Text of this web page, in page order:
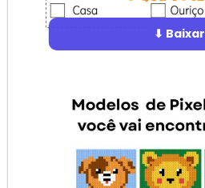
⬇ Baixar